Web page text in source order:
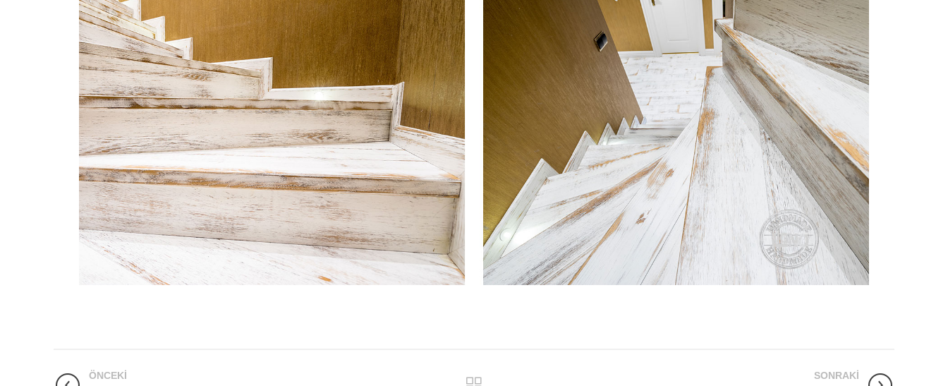
ÖNCEKI
SONRAKI